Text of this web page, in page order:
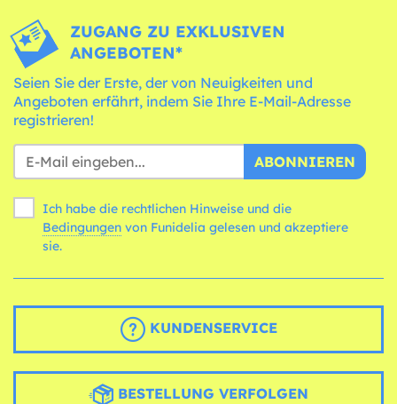
ZUGANG ZU EXKLUSIVEN
ANGEBOTEN*
Seien Sie der Erste, der von Neuigkeiten und
Angeboten erfährt, indem Sie Ihre E-Mail-Adresse
registrieren!
ABONNIEREN
Ich habe die rechtlichen Hinweise und die
Bedingungen
sie.
KUNDENSERVICE
BESTELLUNG VERFOLGEN